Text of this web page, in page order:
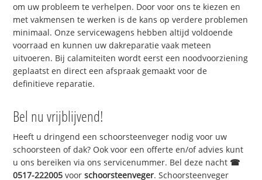
om uw probleem te verhelpen. Door voor ons te kiezen en
met vakmensen te werken is de kans op verdere problemen
minimaal. Onze servicewagens hebben altijd voldoende
voorraad en kunnen uw dakreparatie vaak meteen
uitvoeren. Bij calamiteiten wordt eerst een noodvoorziening
geplaatst en direct een afspraak gemaakt voor de
definitieve reparatie.
Bel nu vrijblijvend!
Heeft u dringend een schoorsteenveger nodig voor uw
schoorsteen of dak? Ook voor een offerte en/of advies kunt
u ons bereiken via ons servicenummer. Bel deze nacht ☎
0517-222005 voorschoorsteenveger. Schoorsteenveger